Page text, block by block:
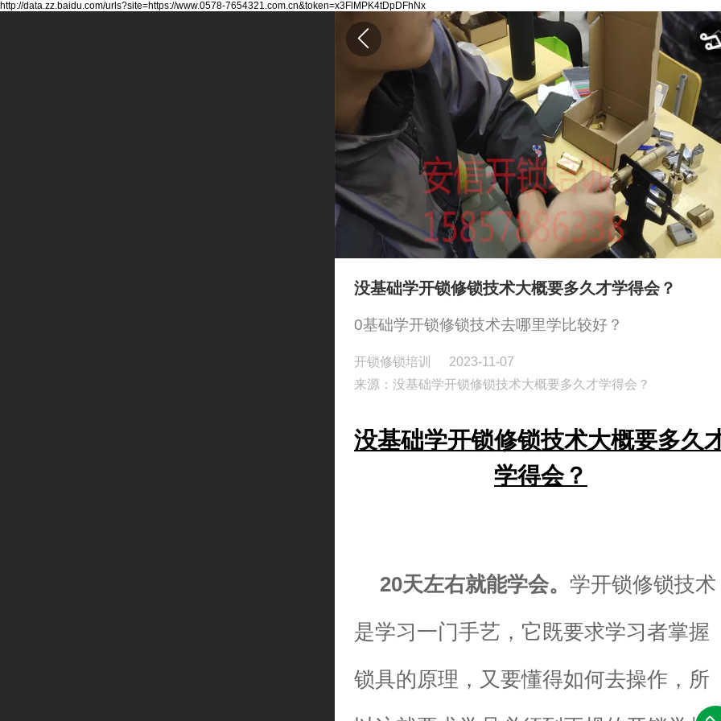
http://data.zz.baidu.com/urls?site=https://www.0578-7654321.com.cn&token=x3FlMPK4tDpDFhNx
没基础‍学开锁修锁技术大概要多久才学得会？
0基础学开锁修锁技术去哪里学比较好？
开锁修锁培训
2023-11-07
来源：没基础‍学开锁修锁技术大概要多久才学得会？
没基础‍学开锁修锁技术大概要多久
学得会？
20天左右就能学会。 学开锁修锁技术
是学习一门手艺，它既要求学习者掌握
锁具的原理，又要懂得如何去操作，所